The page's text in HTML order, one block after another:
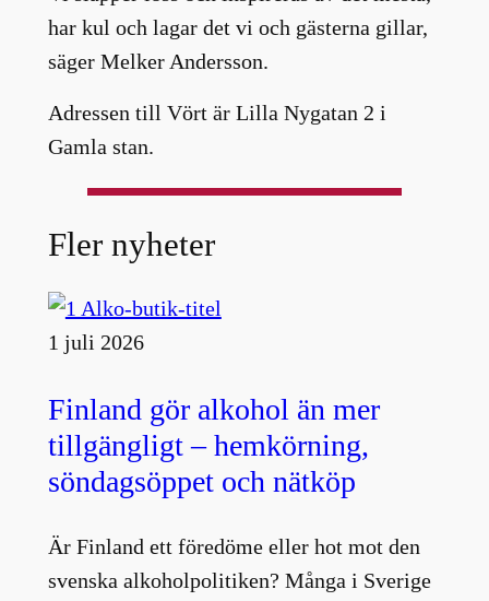
har kul och lagar det vi och gästerna gillar,
säger Melker Andersson.
Adressen till Vört är Lilla Nygatan 2 i
Gamla stan.
Fler nyheter
1 juli 2026
Finland gör alkohol än mer
tillgängligt – hemkörning,
söndagsöppet och nätköp
Är Finland ett föredöme eller hot mot den
svenska alkoholpolitiken? Många i Sverige